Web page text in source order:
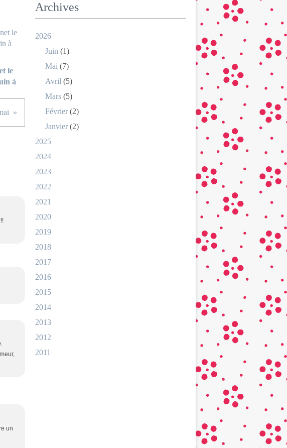
le
à
un
Archives
2026
Juin (1)
Mai (7)
Avril (5)
Mars (5)
Février (2)
Janvier (2)
2025
2024
2023
2022
2021
2020
2019
2018
2017
2016
2015
2014
2013
2012
2011